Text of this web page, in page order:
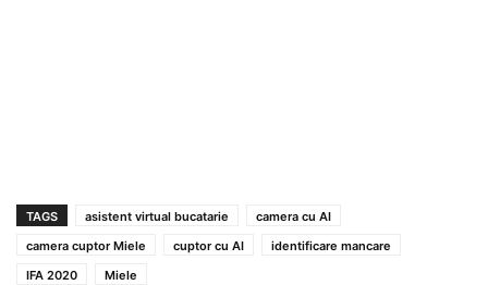
TAGS asistent virtual bucatarie
camera cu AI
camera cuptor Miele
cuptor cu AI
identificare mancare
IFA 2020
Miele